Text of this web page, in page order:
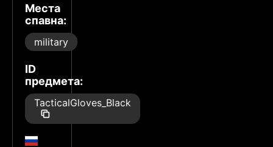
Места
спавна:
military
ID
предмета:
TacticalGloves_Black